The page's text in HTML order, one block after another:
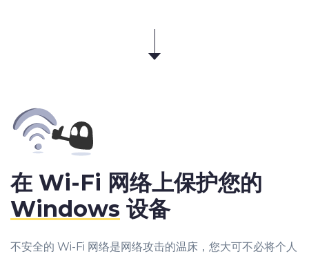
不安全的 Wi-Fi 网络是网络攻击的温床，您大可不必将个人
在 Wi-Fi 网络上保护您的
Windows 设备